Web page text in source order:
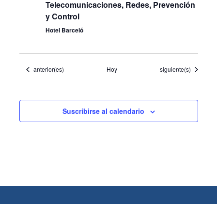
Telecomunicaciones, Redes, Prevención
y Control
Hotel Barceló
Eventos
anterior(es) Hoy Eventos
siguiente(s)
Suscribirse al calendario